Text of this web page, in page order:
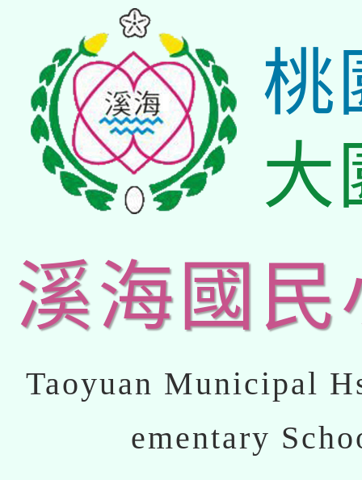
桃
大
溪海國民
Taoyuan Municipal
ementary